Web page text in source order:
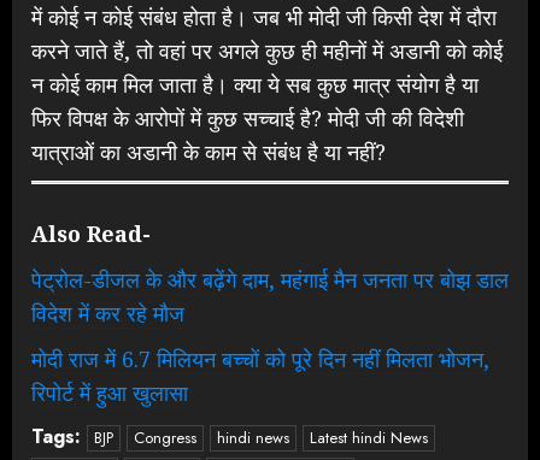
में कोई न कोई संबंध होता है। जब भी मोदी जी किसी देश में दौरा
करने जाते हैं, तो वहां पर अगले कुछ ही महीनों में अडानी को कोई
न कोई काम मिल जाता है। क्या ये सब कुछ मात्र संयोग है या
फिर विपक्ष के आरोपों में कुछ सच्चाई है? मोदी जी की विदेशी
यात्राओं का अडानी के काम से संबंध है या नहीं?
Also Read-
पेट्रोल-डीजल के और बढ़ेंगे दाम, महंगाई मैन जनता पर बोझ डाल
विदेश में कर रहे मौज
मोदी राज में 6.7 मिलियन बच्चों को पूरे दिन नहीं मिलता भोजन,
रिपोर्ट में हुआ खुलासा
Tags: BJP Congress hindi news
Latest hindi News